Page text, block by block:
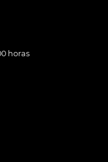
horas